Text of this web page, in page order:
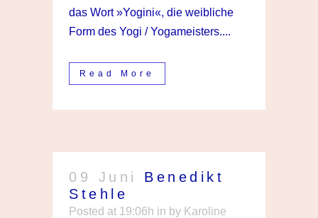
das Wort »Yogini«, die weibliche
Form des Yogi / Yogameisters....
Read More
09 Juni
Benedikt
Stehle
Posted at 19:06h in by Karoline